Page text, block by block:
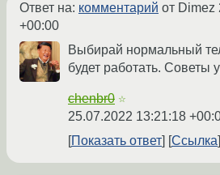
Ответ на: комментарий от Dimez
+00:00
Выбирай нормальный
будет работать. Советы
chenbr0 ☆
25.07.2022 13:21:18
Показать ответ
Ссылка